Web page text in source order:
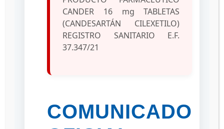
CANDER 16 mg TABLETAS
(CANDESARTÁN CILEXETILO)
REGISTRO SANITARIO E.F.
37.347/21
COMUNICADO